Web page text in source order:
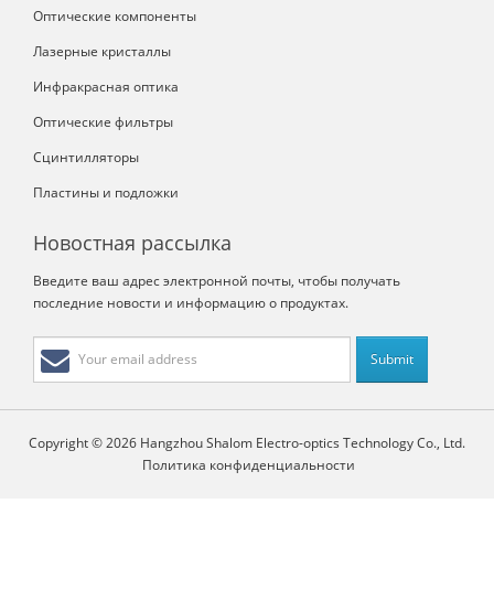
Оптические компоненты
Лазерные кристаллы
Инфракрасная оптика
Оптические фильтры
Сцинтилляторы
Пластины и подложки
Новостная рассылка
Введите ваш адрес электронной почты, чтобы получать
последние новости и информацию о продуктах.
Copyright © 2026 Hangzhou Shalom Electro-optics Technology Co., Ltd.
Политика конфиденциальности